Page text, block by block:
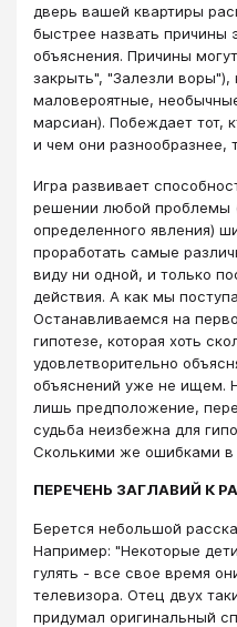
дверь вашей квартиры
быстрее назвать причины
объяснения. Причины
закрыть", "Залезли воры"),
маловероятные,
марсиан). Побеждает тот,
и чем они разнообразнее,
Игра развивает
решении любой проблемы
определенного явления)
проработать самые
виду ни одной, и только
действия. А как мы
Останавливаемся на
гипотезе, которая хоть
удовлетворительно
объяснений уже не ищем.
лишь предположение,
судьба неизбежна для
Сколькими же ошибками в
ПЕРЕЧЕНЬ ЗАГЛАВИЙ К
Берется небольшой
Например: "Некоторые
гулять - все свое время
телевизора. Отец двух
придумал оригинальный